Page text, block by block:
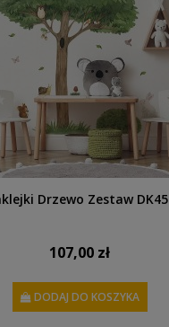
Drzewo Zestaw
107,00 zł
DODAJ DO KOSZYKA